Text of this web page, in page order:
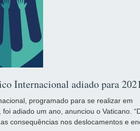
Internacional adiado para
programado para se realizar em
adiado um ano, anunciou o Vaticano.
consequências nos deslocamentos e